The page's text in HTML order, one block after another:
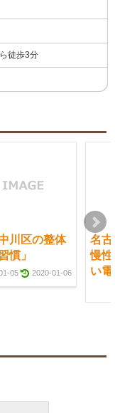
徒歩3分
川区の整体
慣」
05 2020-01-06
名
慢
い